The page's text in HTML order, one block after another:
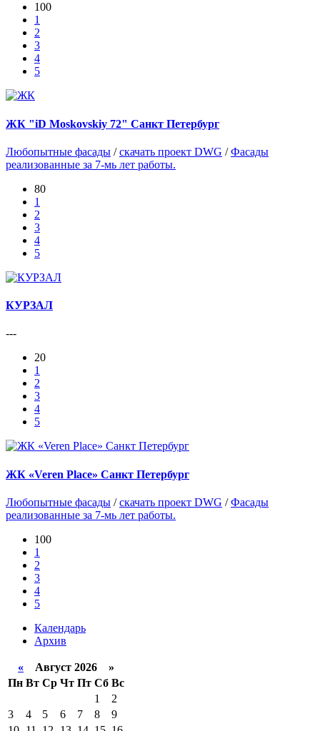
100
1
2
3
4
5
ЖК "iD Moskovskiy 72" Санкт Петербург
Любопытные фасады /скачать проект DWG /Фасады
реализованные за 7-мь лет работы.
80
1
2
3
4
5
КУРЗАЛ
---
20
1
2
3
4
5
ЖК «Veren Place» Санкт Петербург
Любопытные фасады /скачать проект DWG /Фасады
реализованные за 7-мь лет работы.
100
1
2
3
4
5
Календарь
Архив
« Август 2026 »
Пн Вт Ср Чт Пт Сб Вс
1
2
3
4 5 6 7 8
9